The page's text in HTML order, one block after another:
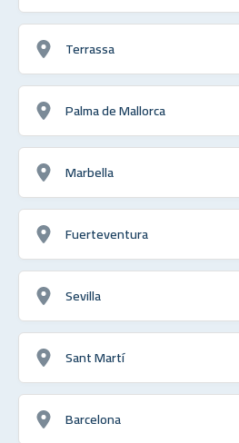
Terrassa
Palma de Mallorca
Marbella
Fuerteventura
Sevilla
Sant Martí
Barcelona